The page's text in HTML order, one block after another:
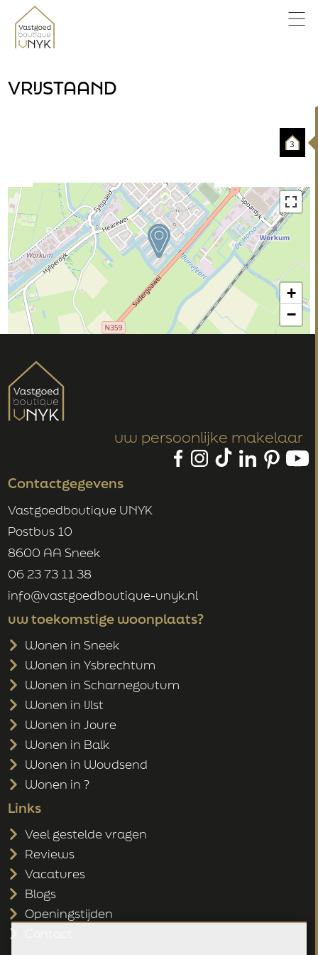
VRIJSTAAND
+
−
uw persoonlijke makelaar
Contactgegevens
Vastgoedboutique UNYK
Postbus 10
8600 AA Sneek
06 23 73 11 38
info@vastgoedboutique-unyk.nl
uw toekomstige woonplaats?
Wonen in Sneek
Wonen in Ysbrechtum
Wonen in Scharnegoutum
Wonen in IJlst
Wonen in Joure
Wonen in Balk
Wonen in Woudsend
Wonen in ?
Links
Veel gestelde vragen
Reviews
Vacatures
Blogs
Openingstijden
3